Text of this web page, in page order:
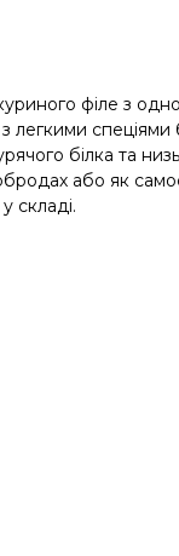
філе з
спеціями
білка та
або як
складі.